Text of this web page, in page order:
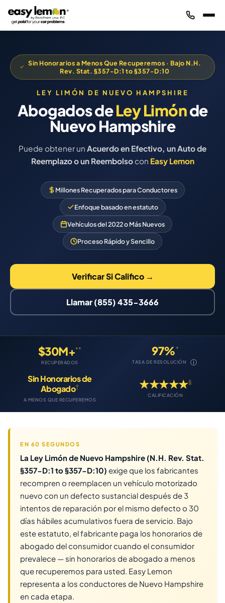
Sin Honorarios a Menos Que Recuperemos · Bajo N.H.
Rev. Stat. §357-D:1 to §357-D:10
LEY LIMÓN DE NUEVO HAMPSHIRE
Abogados deLey Limónde
Nuevo Hampshire
Puede obtener un Acuerdo en Efectivo, un Auto de
Reemplazo o un Reembolsocon Easy Lemon
Millones Recuperados para Conductores
Enfoque basado en estatuto
Vehículos del 2022 o Más Nuevos
Proceso Rápido y Sencillo
Verificar Si Califico →
Llamar (855) 435-3666
$30M+**
RECUPERADOS
97% *
TASA DE RESOLUCIÓN ⓘ
Sin Honorarios de
Abogado†
A MENOS QUE RECUPEREMOS
★★★★★§
CALIFICACIÓN
EN 60 SEGUNDOS
La Ley Limón de Nuevo Hampshire (N.H. Rev. Stat.
§357-D:1 to §357-D:10) exige que los fabricantes
recompren o reemplacen un vehículo motorizado
nuevo con un defecto sustancial después de 3
intentos de reparación por el mismo defecto o 30
días hábiles acumulativos fuera de servicio. Bajo
este estatuto, el fabricante paga los honorarios de
abogado del consumidor cuando el consumidor
prevalece — sin honorarios de abogado a menos
que recuperemos para usted. Easy Lemon
representa a los conductores de Nuevo Hampshire
en cada etapa.